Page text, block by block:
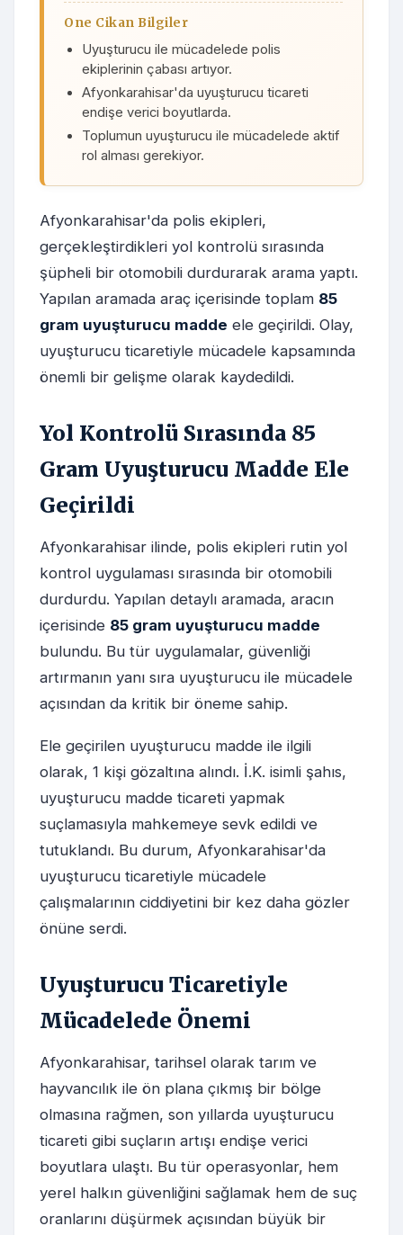
One Cikan Bilgiler
Uyuşturucu ile mücadelede polis
ekiplerinin çabası artıyor.
Afyonkarahisar'da uyuşturucu ticareti
endişe verici boyutlarda.
Toplumun uyuşturucu ile mücadelede aktif
rol alması gerekiyor.
Afyonkarahisar'da polis ekipleri,
gerçekleştirdikleri yol kontrolü sırasında
şüpheli bir otomobili durdurarak arama yaptı.
Yapılan aramada araç içerisinde toplam 85
gram uyuşturucu madde ele geçirildi. Olay,
uyuşturucu ticaretiyle mücadele kapsamında
önemli bir gelişme olarak kaydedildi.
Yol Kontrolü Sırasında 85
Gram Uyuşturucu Madde Ele
Geçirildi
Afyonkarahisar ilinde, polis ekipleri rutin yol
kontrol uygulaması sırasında bir otomobili
durdurdu. Yapılan detaylı aramada, aracın
içerisinde 85 gram uyuşturucu madde
bulundu. Bu tür uygulamalar, güvenliği
artırmanın yanı sıra uyuşturucu ile mücadele
açısından da kritik bir öneme sahip.
Ele geçirilen uyuşturucu madde ile ilgili
olarak, 1 kişi gözaltına alındı. İ.K. isimli şahıs,
uyuşturucu madde ticareti yapmak
suçlamasıyla mahkemeye sevk edildi ve
tutuklandı. Bu durum, Afyonkarahisar'da
uyuşturucu ticaretiyle mücadele
çalışmalarının ciddiyetini bir kez daha gözler
önüne serdi.
Uyuşturucu Ticaretiyle
Mücadelede Önemi
Afyonkarahisar, tarihsel olarak tarım ve
hayvancılık ile ön plana çıkmış bir bölge
olmasına rağmen, son yıllarda uyuşturucu
ticareti gibi suçların artışı endişe verici
boyutlara ulaştı. Bu tür operasyonlar, hem
yerel halkın güvenliğini sağlamak hem de suç
oranlarını düşürmek açısından büyük bir